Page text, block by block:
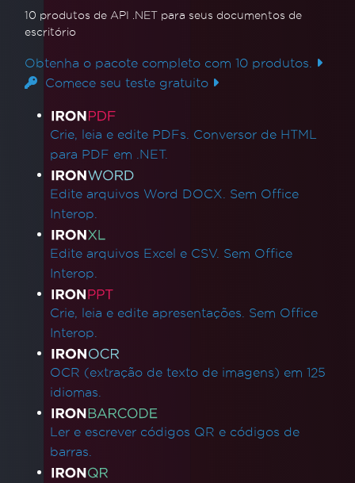
10 produtos de API .NET para seus documentos de
escritório
Obtenha o pacote completo com 10 produtos.
Comece seu teste gratuito
Links de produtos
Crie, leia e edite PDFs. Conversor de HTML
para PDF em .NET.
Edite arquivos Word DOCX. Sem Office
Interop.
Edite arquivos Excel e CSV. Sem Office
Interop.
Crie, leia e edite apresentações. Sem Office
Interop.
OCR (extração de texto de imagens) em 125
idiomas.
Ler e escrever códigos QR e códigos de
barras.